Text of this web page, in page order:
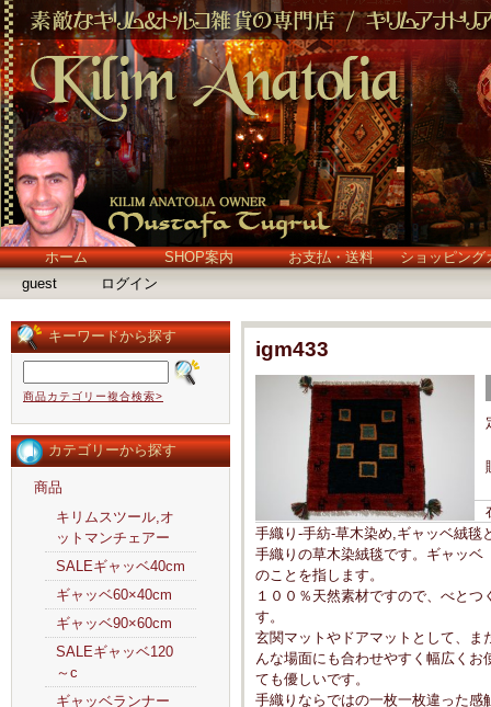
ホーム SHOP案内 お支払・送料
ショッピング
guest
ログイン
キーワードから探す
商品カテゴリー複合検索>
カテゴリーから探す
商品
キリムスツール,オ
ットマンチェアー
SALEギャッベ40cm
ギャッベ60×40cm
ギャッベ90×60cm
SALEギャッベ120
～c
ギャッベランナー
igm433
手織り-手紡-草木染め,ギャッベ絨毯
手織りの草木染絨毯です。ギャッベ
のことを指します。
１００％天然素材ですので、べと
す。
玄関マットやドアマットとして、
んな場面にも合わせやすく幅広く
ても優しいです。
手織りならではの一枚一枚違った感